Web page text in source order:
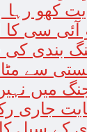
کھو رہا
آئی سی
بندی کی
سے
جاری
کے سیل کا